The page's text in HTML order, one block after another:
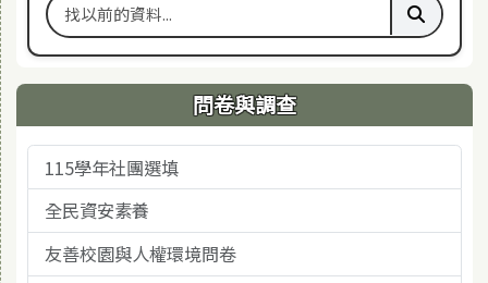
搜尋舊站關鍵字 執行舊
問卷與調查
115學年社團選填
全民資安素養
友善校園與人權環境問卷